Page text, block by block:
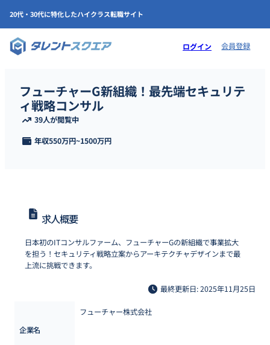
20代・30代に特化したハイクラス転職サイト
ログイン 会員登録
フューチャーG新組織！最先端セキュリテ
ィ戦略コンサル
39人が閲覧中
年収550万円~1500万円
求人概要
日本初のITコンサルファーム、フューチャーGの新組織で事業拡大
を担う！セキュリティ戦略立案からアーキテクチャデザインまで最
上流に挑戦できます。
最終更新日: 2025年11月25日
企業名
フューチャー株式会社